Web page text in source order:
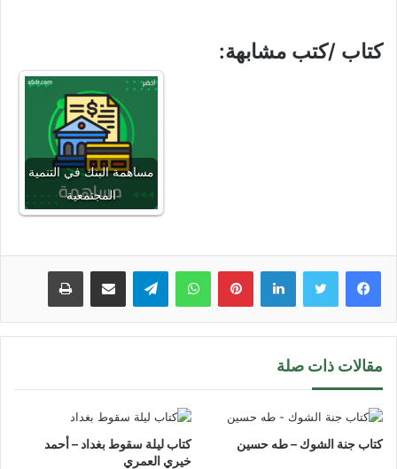
كتاب /كتب مشابهة:
مساهمة البنك في التنمية
المجتمعية
لينكدإن بينتيريستواتساب تيلقرام مشاركة عبر البريد طباعة
مقالات ذات صلة
كتاب جنة الشوك – طه حسين
كتاب ليلة سقوط بغداد – أحمد
خيري العمري